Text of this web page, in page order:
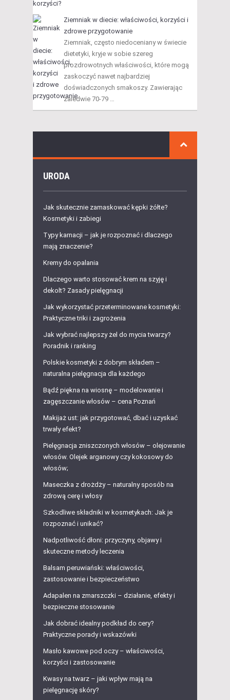
Ziemniak w diecie: właściwości, korzyści i
zdrowe przygotowanie
Ziemniak, często niedoceniany w świecie
dietetyki, kryje w sobie szereg
prozdrowotnych właściwości, które mogą
zaskoczyć nawet najbardziej
doświadczonych smakoszy. Zawierając
zaledwie 70-79 …
URODA
Jak skutecznie zamaskować kępki żółte?
Kosmetyki i zabiegi
Typy karnacji – jak je rozpoznać i dlaczego
mają znaczenie?
Kremy do opalania
Dlaczego warto stosować krem na szyję i
dekolt? Zasady pielęgnacji
Jak wykorzystać przeterminowane kosmetyki:
Praktyczne triki i zagrożenia
Jak wybrać najlepszy żel do mycia twarzy?
Poradnik i ranking
Polskie kosmetyki z dobrym składem –
naturalna pielęgnacja dla każdego
Bądź piękna na wiosnę – modelowanie i
zagęszczanie włosów – cena Poznań
Makijaż ust: jak przygotować, dbać i uzyskać
trwały efekt?
Pielęgnacja zniszczonych włosów – olejowanie
włosów. Olejek arganowy czy kokosowy do
włosów;
Maseczka z drożdży – naturalny sposób na
zdrową cerę i włosy
Szkodliwe składniki w kosmetykach: Jak je
rozpoznać i unikać?
Nadpotliwość dłoni: przyczyny, objawy i
skuteczne metody leczenia
Balsam peruwiański: właściwości,
zastosowanie i bezpieczeństwo
Adapalen na zmarszczki – działanie, efekty i
bezpieczne stosowanie
Jak dobrać idealny podkład do cery?
Praktyczne porady i wskazówki
Masło kawowe pod oczy – właściwości,
korzyści i zastosowanie
Kwasy na twarz – jaki wpływ mają na
pielęgnację skóry?